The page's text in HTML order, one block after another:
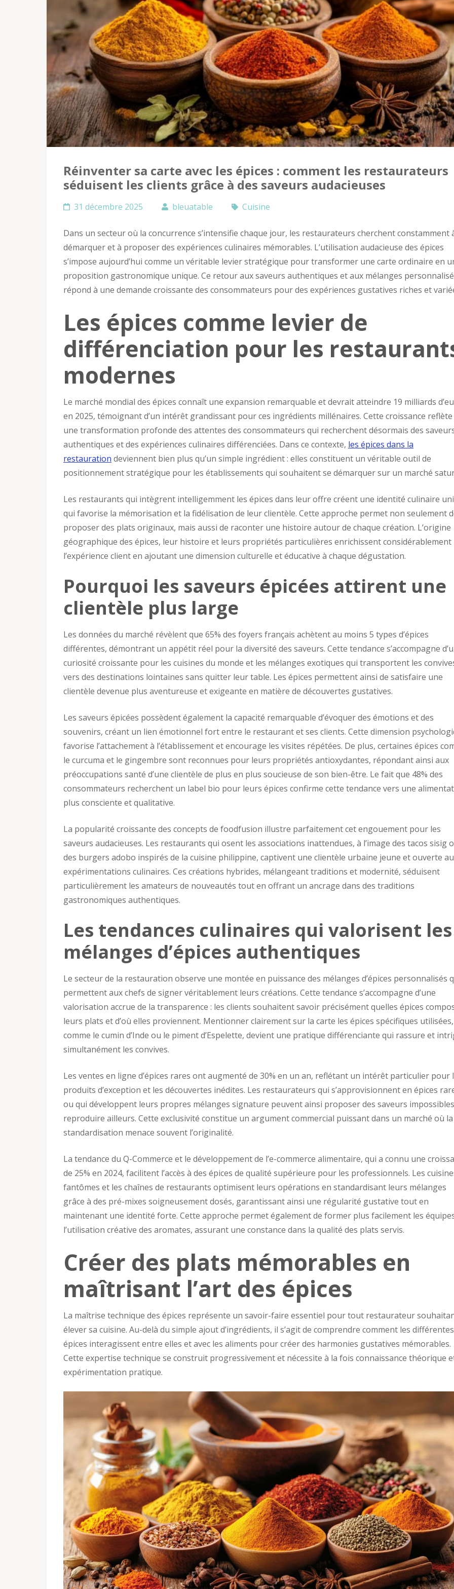
Réinventer sa carte avec les épices : comment les restaurateurs
séduisent les clients grâce à des saveurs audacieuses
31 décembre 2025 bleuatable Cuisine
Dans un secteur où la concurrence s’intensifie chaque jour, les restaurateurs cherchent constamment
démarquer et à proposer des expériences culinaires mémorables. L’utilisation audacieuse des épices
s’impose aujourd’hui comme un véritable levier stratégique pour transformer une carte ordinaire en
proposition gastronomique unique. Ce retour aux saveurs authentiques et aux mélanges
répond à une demande croissante des consommateurs pour des expériences gustatives riches et
Les épices comme levier de
différenciation pour les
modernes
Le marché mondial des épices connaît une expansion remarquable et devrait atteindre 19 milliards
en 2025, témoignant d’un intérêt grandissant pour ces ingrédients millénaires. Cette croissance reflète
une transformation profonde des attentes des consommateurs qui recherchent désormais des
authentiques et des expériences culinaires différenciées. Dans ce contexte, les épices dans la
restauration deviennent bien plus qu’un simple ingrédient : elles constituent un véritable outil de
positionnement stratégique pour les établissements qui souhaitent se démarquer sur un marché
Les restaurants qui intègrent intelligemment les épices dans leur offre créent une identité culinaire
qui favorise la mémorisation et la fidélisation de leur clientèle. Cette approche permet non seulement
proposer des plats originaux, mais aussi de raconter une histoire autour de chaque création. L’origine
géographique des épices, leur histoire et leurs propriétés particulières enrichissent considérablement
l’expérience client en ajoutant une dimension culturelle et éducative à chaque dégustation.
Pourquoi les saveurs épicées attirent une
clientèle plus large
Les données du marché révèlent que 65% des foyers français achètent au moins 5 types d’épices
différentes, démontrant un appétit réel pour la diversité des saveurs. Cette tendance s’accompagne
curiosité croissante pour les cuisines du monde et les mélanges exotiques qui transportent les
vers des destinations lointaines sans quitter leur table. Les épices permettent ainsi de satisfaire une
clientèle devenue plus aventureuse et exigeante en matière de découvertes gustatives.
Les saveurs épicées possèdent également la capacité remarquable d’évoquer des émotions et des
souvenirs, créant un lien émotionnel fort entre le restaurant et ses clients. Cette dimension
favorise l’attachement à l’établissement et encourage les visites répétées. De plus, certaines épices
le curcuma et le gingembre sont reconnues pour leurs propriétés antioxydantes, répondant ainsi aux
préoccupations santé d’une clientèle de plus en plus soucieuse de son bien-être. Le fait que 48% des
consommateurs recherchent un label bio pour leurs épices confirme cette tendance vers une
plus consciente et qualitative.
La popularité croissante des concepts de foodfusion illustre parfaitement cet engouement pour les
saveurs audacieuses. Les restaurants qui osent les associations inattendues, à l’image des tacos sisig
des burgers adobo inspirés de la cuisine philippine, captivent une clientèle urbaine jeune et ouverte
expérimentations culinaires. Ces créations hybrides, mélangeant traditions et modernité, séduisent
particulièrement les amateurs de nouveautés tout en offrant un ancrage dans des traditions
gastronomiques authentiques.
Les tendances culinaires qui valorisent les
mélanges d’épices authentiques
Le secteur de la restauration observe une montée en puissance des mélanges d’épices personnalisés
permettent aux chefs de signer véritablement leurs créations. Cette tendance s’accompagne d’une
valorisation accrue de la transparence : les clients souhaitent savoir précisément quelles épices
leurs plats et d’où elles proviennent. Mentionner clairement sur la carte les épices spécifiques utilisées,
comme le cumin d’Inde ou le piment d’Espelette, devient une pratique différenciante qui rassure et
simultanément les convives.
Les ventes en ligne d’épices rares ont augmenté de 30% en un an, reflétant un intérêt particulier pour
produits d’exception et les découvertes inédites. Les restaurateurs qui s’approvisionnent en épices
ou qui développent leurs propres mélanges signature peuvent ainsi proposer des saveurs
reproduire ailleurs. Cette exclusivité constitue un argument commercial puissant dans un marché où la
standardisation menace souvent l’originalité.
La tendance du Q-Commerce et le développement de l’e-commerce alimentaire, qui a connu une
de 25% en 2024, facilitent l’accès à des épices de qualité supérieure pour les professionnels. Les
fantômes et les chaînes de restaurants optimisent leurs opérations en standardisant leurs mélanges
grâce à des pré-mixes soigneusement dosés, garantissant ainsi une régularité gustative tout en
maintenant une identité forte. Cette approche permet également de former plus facilement les
l’utilisation créative des aromates, assurant une constance dans la qualité des plats servis.
Créer des plats mémorables en
maîtrisant l’art des épices
La maîtrise technique des épices représente un savoir-faire essentiel pour tout restaurateur
élever sa cuisine. Au-delà du simple ajout d’ingrédients, il s’agit de comprendre comment les différentes
épices interagissent entre elles et avec les aliments pour créer des harmonies gustatives mémorables.
Cette expertise technique se construit progressivement et nécessite à la fois connaissance théorique
expérimentation pratique.